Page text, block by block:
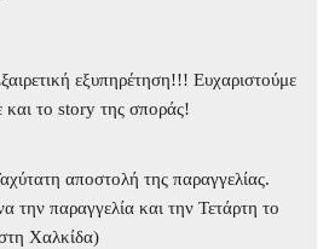
εξυπηρέτηση!!! Ευχαριστούμε
και το story της σποράς!
αποστολή της παραγγελίας.
την παραγγελία και την Τετάρτη το
Χαλκίδα)